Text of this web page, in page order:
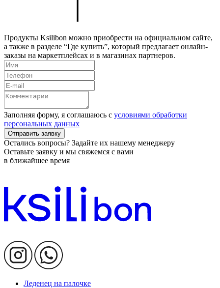
Продукты Ksilibon можно приобрести на официальном сайте,
а также в разделе “Где купить”, который предлагает онлайн-
заказы на маркетплейсах и в магазинах партнеров.
Заполняя форму, я соглашаюсь с условиями обработки
персональных данных
Отправить заявку
Остались вопросы? Задайте их нашему менеджеру
Оставьте заявку и мы свяжемся с вами
в ближайшее время
Леденец на палочке